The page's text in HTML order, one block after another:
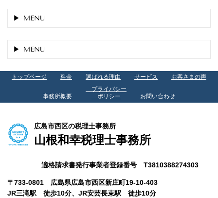
MENU
MENU
トップページ 料金 選ばれる理由 サービス お客さまの声
事務所概要
プライバシー
ポリシー
お問い合わせ
広島市西区の税理士事務所
山根和幸税理士事務所
適格請求書発行事業者登録番号 T3810388274303
〒733-0801 広島県広島市西区新庄町19-10-403
JR三滝駅 徒歩10分、 JR安芸長束駅 徒歩10分